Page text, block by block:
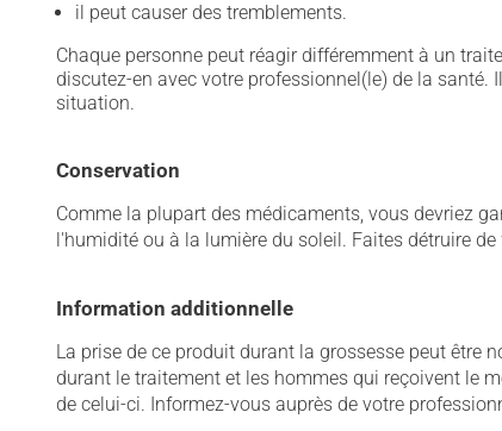
il peut causer des tremblements.
Chaque personne peut réagir différemment à un
discutez-en avec votre professionnel(le) de la santé.
situation.
Conservation
Comme la plupart des médicaments, vous devriez
l'humidité ou à la lumière du soleil. Faites détruire
Information additionnelle
La prise de ce produit durant la grossesse peut être
durant le traitement et les hommes qui reçoivent le
de celui-ci. Informez-vous auprès de votre